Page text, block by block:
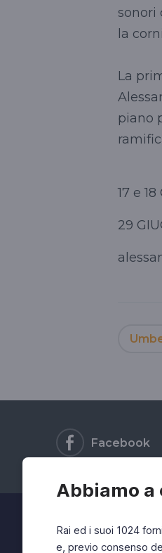
Abbiamo a
Rai ed i suoi 1024
e, previo consenso
sonori
la
La
piano
17 e
29
Facebook